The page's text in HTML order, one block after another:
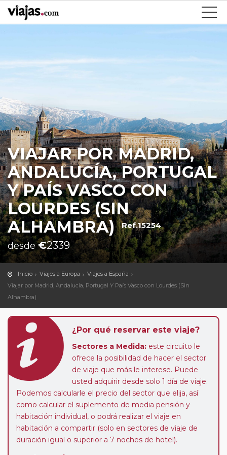
VIAJAR POR MADRID,
ANDALUCÍA, PORTUGAL
Y PAÍS VASCO CON
LOURDES (SIN
ALHAMBRA)
Ref.15254
desde€2339
Inicio Viajes a Europa
Viajes a España
Viajar por Madrid, Andalucía, Portugal Y País Vasco con Lourdes (Sin
Alhambra)
¿Por qué reservar este viaje?
Sectores a Medida: este circuito le
ofrece la posibilidad de hacer el sector
de viaje que más le interese. Puede
usted adquirir desde solo 1 día de viaje.
Podemos calcularle el precio del sector que elija, así
como calcular el suplemento de media pensión y
habitación individual, o podrá realizar el viaje en
habitación a compartir (solo en sectores de viaje de
duración igual o superior a 7 noches de hotel).